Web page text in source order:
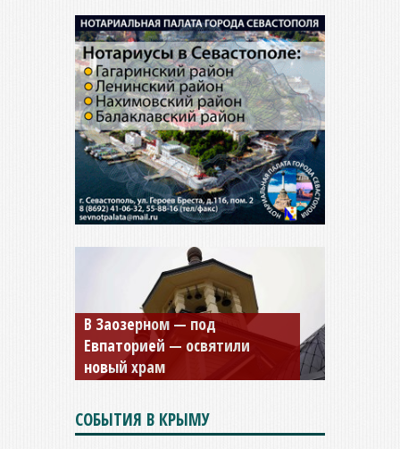
Мужской монастырь Косьмы
и Дамиана в Крыму вновь
открыт для посещения
СОБЫТИЯ В КРЫМУ